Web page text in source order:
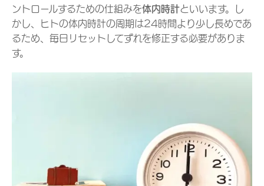
ントロールするための仕組みを体内時計といいます。し
かし、ヒトの体内時計の周期は24時間より少し長めであ
るため、毎日リセットしてずれを修正する必要がありま
す。